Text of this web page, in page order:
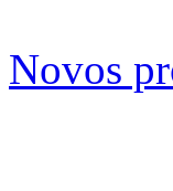
Novos